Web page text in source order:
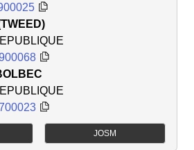
JOSM